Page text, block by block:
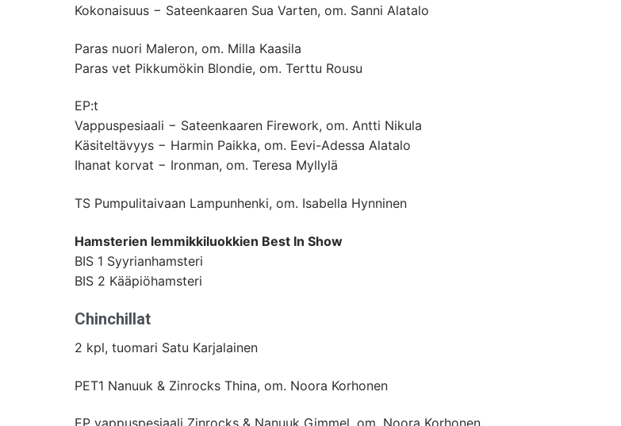
Kokonaisuus − Sateenkaaren Sua Varten, om. Sanni Alatalo
Paras nuori Maleron, om. Milla Kaasila
Paras vet Pikkumökin Blondie, om. Terttu Rousu
EP:t
Vappuspesiaali − Sateenkaaren Firework, om. Antti Nikula
Käsiteltävyys − Harmin Paikka, om. Eevi-Adessa Alatalo
Ihanat korvat − Ironman, om. Teresa Myllylä
TS Pumpulitaivaan Lampunhenki, om. Isabella Hynninen
Hamsterien lemmikkiluokkien Best In Show
BIS 1 Syyrianhamsteri
BIS 2 Kääpiöhamsteri
Chinchillat
2 kpl, tuomari Satu Karjalainen
PET1 Nanuuk & Zinrocks Thina, om. Noora Korhonen